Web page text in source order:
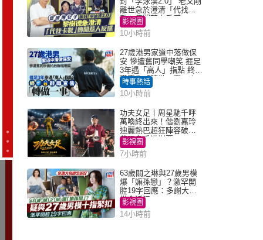
離世急於澄清「代找卡
數」傳聞惹人反感
影視圈
10小時前
27歲港男家道中落做保
安 慘遭舊同學嘲笑 捱足
3年遇「高人」指點 終辭
職宣告「轉做一事」｜
Juicy叮
時事熱話
10小時前
功夫女足丨周星馳千呼
萬喚終出來！偕劉嘉玲
迪麗熱巴超狂陣容破天
荒現身香港謝票
影視圈
7小時前
63歲關之琳與27歲男模
爆「嫲孫戀」？激罕開
腔19字回應：多謝大家
掛念近況
影視圈
14小時前